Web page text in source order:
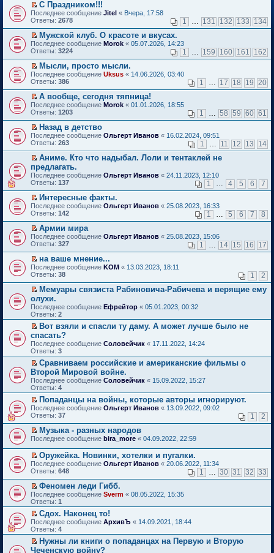
в
о
м
у
н
е
п
р
о
ч
и
т
а
н
н
о
м
у
с
о
о
б
щ
е
н
и
ю
и
к
п
р
в
о
м
у
н
е
п
р
о
ч
и
т
а
н
н
о
м
у
с
о
б
щ
е
н
и
ю
П
е
е
й
т
и
к
п
е
р
в
о
м
у
н
е
п
р
о
ч
и
т
а
н
н
о
м
у
с
о
о
б
щ
е
н
и
ю
С Праздником!!!
Последнее сообщение Jitel « Вчера, 17:58
Ответы: 2678 1 131 132 133 134
П
е
е
й
т
и
к
п
е
р
в
о
м
у
н
е
п
р
о
и
т
а
н
н
о
м
у
с
о
о
б
щ
е
н
и
ю
Мужской клуб. О красоте и вкусах.
Последнее сообщение Morok « 05.07.2026, 14:23
Ответы: 3224 1 159 160 161 162
П
е
е
й
т
и
к
п
е
р
в
о
м
у
н
е
п
р
о
и
т
а
н
н
о
м
у
с
о
о
б
щ
е
н
и
ю
Мысли, просто мысли.
Последнее сообщение Uksus « 14.06.2026, 03:40
Ответы: 386 1 17 18 19 20
П
е
е
й
т
и
к
п
е
р
в
о
м
у
н
е
п
р
о
и
т
а
н
н
о
м
у
с
о
о
б
щ
е
н
и
ю
А вообще, сегодня тяпница!
Последнее сообщение Morok « 01.01.2026, 18:55
Ответы: 1203 1 58 59 60 61
П
е
е
й
т
и
к
п
е
р
в
о
м
у
н
е
п
р
о
и
а
н
н
о
у
с
о
о
щ
е
н
и
ю
Назад в детство
Последнее сообщение Ольгерт Иванов « 16.02.2024, 09:51
Ответы: 263 1 11 12 13 14
П
е
р
е
й
т
и
к
п
е
р
в
о
м
у
н
е
п
р
о
ч
и
а
н
н
о
м
у
с
о
о
б
щ
е
и
ю
Аниме. Кто что надыбал. Лоли и тентаклей не
предлагать.
Последнее сообщение Ольгерт Иванов « 24.11.2023, 12:10
Ответы: 137 1 4 5 6 7
П
е
е
й
т
и
п
е
р
в
о
м
у
н
е
п
р
о
ч
и
т
а
н
н
о
м
у
с
о
о
б
е
н
и
ю
Интересные факты.
Последнее сообщение Ольгерт Иванов « 25.08.2023, 16:33
Ответы: 142 1 5 6 7 8
П
е
е
й
т
и
к
п
е
р
в
о
м
у
н
е
п
р
о
ч
и
т
а
н
н
о
м
у
с
о
о
б
е
н
и
ю
Армии мира
Последнее сообщение Ольгерт Иванов « 25.08.2023, 15:06
Ответы: 327 1 14 15 16 17
П
е
е
й
т
и
к
п
е
р
в
о
м
у
н
е
п
р
о
ч
и
т
а
н
н
о
м
у
с
о
о
б
щ
е
н
и
ю
на ваше мнение...
Последнее сообщение KOM « 13.03.2023, 18:11
Ответы: 38 1 2
П
е
р
е
й
т
и
к
п
е
р
в
о
м
у
н
е
р
о
ч
и
т
а
н
н
о
м
у
с
о
о
б
щ
е
Мемуары связиста Рабиновича-Рабичева и верящие ему
олухи.
Последнее сообщение Ефрейтор « 05.01.2023, 00:32
Ответы: 2
П
е
р
е
й
т
и
к
п
е
р
в
м
у
н
е
п
р
о
ч
и
т
а
н
н
о
м
у
с
Вот взяли и спасли ту даму. А может лучше было не
спасать?
Последнее сообщение Соловейчик « 17.11.2022, 14:24
Ответы: 3
П
е
р
е
й
т
и
п
е
р
в
о
м
у
н
е
п
р
о
ч
и
т
а
н
Сравниваем российские и американские фильмы о
Второй Мировой войне.
Последнее сообщение Соловейчик « 15.09.2022, 15:27
Ответы: 4
П
е
е
й
т
и
к
п
е
р
в
о
м
у
н
е
п
р
о
Попаданцы на войны, которые авторы игнорируют.
Последнее сообщение Ольгерт Иванов « 13.09.2022, 09:02
Ответы: 37 1 2
П
р
е
й
т
и
к
п
е
р
в
о
м
у
Музыка - разных народов
Последнее сообщение bira_more « 04.09.2022, 22:59
П
е
е
т
и
к
п
е
р
в
о
Оружейка. Новинки, хотелки и пугалки.
Последнее сообщение Ольгерт Иванов « 20.06.2022, 11:34
Ответы: 648 1 30 31 32 33
П
е
р
е
й
т
и
к
п
Феномен леди Гибб.
Последнее сообщение Sverm « 08.05.2022, 15:35
Ответы: 1
П
е
р
е
й
Сдох. Наконец то!
Последнее сообщение АрхивЪ « 14.09.2021, 18:44
Ответы: 4
П
Нужны ли книги о попаданцах на Первую и Вторую
Чеченскую войну?